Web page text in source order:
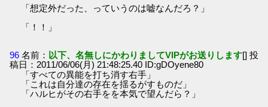
「想定外だった、っていうのは嘘なんだろ？」
「！！」
96 名前： 以下、名無しにかわりましてVIPがお送りします[] 投
稿日：2011/06/06(月) 21:48:25.40 ID:gDOyene80
「すべての異能を打ち消す右手」
「これは自分達の存在を揺るがすものだ」
「ハルヒがその右手をを本気で望んだら？」